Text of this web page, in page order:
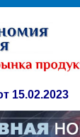
15.02.2023